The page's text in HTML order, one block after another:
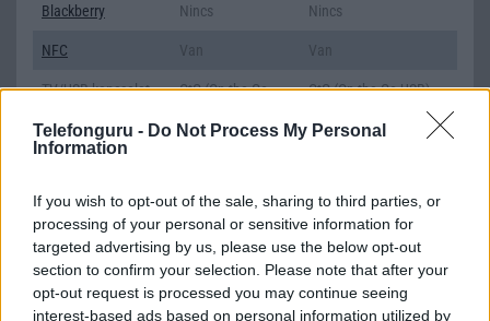
Telefonguru - Do Not Process My Personal
Information
If you wish to opt-out of the sale, sharing to third parties, or
processing of your personal or sensitive information for
targeted advertising by us, please use the below opt-out
section to confirm your selection. Please note that after your
opt-out request is processed you may continue seeing
interest-based ads based on personal information utilized by
Blackberry Nincs Nincs
NFC Van Van
TV/USB kapcsolat
OtG (On-the-Go
OtG (On-the-Go USB)
GPS
BDS (Kína),
Galileo (EU), QZSS
Galileo (EU)
Push to Talk Nincs Nincs
AKKUMULÁTOR